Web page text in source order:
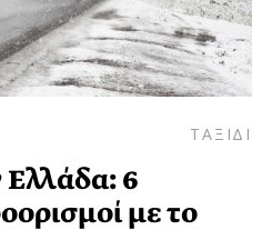
ΤΑΞΙΔΙ
6
με το